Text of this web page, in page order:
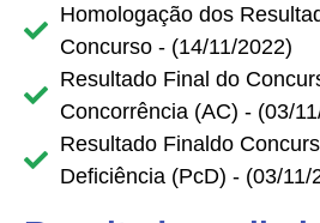
Homologação dos
Concurso - (14/11/2022)
Resultado Final do
Concorrência (AC) - (03/
Resultado Finaldo
Deficiência (PcD) - (03/11/